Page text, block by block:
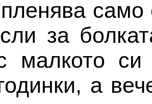
за
малкото
а